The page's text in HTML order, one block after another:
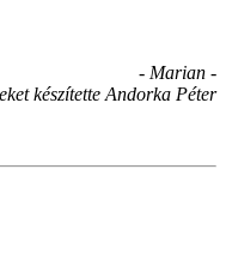
- Marian -
készítette Andorka Péter